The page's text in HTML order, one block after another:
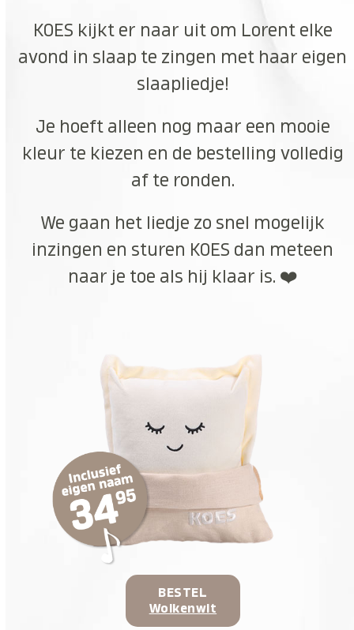
KOES kijkt er naar uit om Lorent elke
avond in slaap te zingen met haar eigen
slaapliedje!
Je hoeft alleen nog maar een mooie
kleur te kiezen en de bestelling volledig
af te ronden.
We gaan het liedje zo snel mogelijk
inzingen en sturen KOES dan meteen
naar je toe als hij klaar is. ❤️
BESTEL
Wolkenwit